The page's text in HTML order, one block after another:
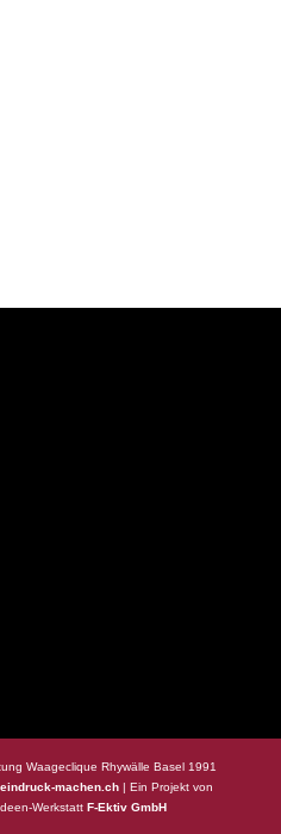
Waageclique Rhywälle Basel 1991
eindruck-machen.ch | Ein Projekt von
Werkstatt F-Ektiv GmbH